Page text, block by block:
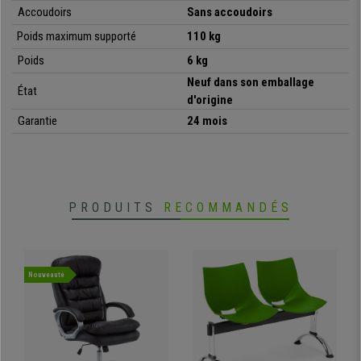
Modèle livré entièrement monté
• Piétement et structure en acier chromé
Empilable et système d’attache latéral
• Matériaux très résistants et faciles d’entretien
Design exclusif, moderne et avant-gardiste
Accoudoirs
Sans accoudoirs
Poids maximum supporté
110 kg
Poids
6 kg
État
Neuf dans son emballage
d'origine
Garantie
24 mois
PRODUITS RECOMMANDÉS
Nouveauté